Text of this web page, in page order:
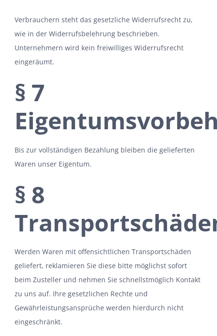
Verbrauchern steht das gesetzliche Widerrufsrecht zu,
wie in der Widerrufsbelehrung beschrieben.
Unternehmern wird kein freiwilliges Widerrufsrecht
eingeräumt.
§ 7
Bis zur vollständigen Bezahlung bleiben die gelieferten
Waren unser Eigentum.
§ 8
Werden Waren mit offensichtlichen Transportschäden
geliefert, reklamieren Sie diese bitte möglichst sofort
beim Zusteller und nehmen Sie schnellstmöglich Kontakt
zu uns auf. Ihre gesetzlichen Rechte und
Gewährleistungsansprüche werden hierdurch nicht
eingeschränkt.